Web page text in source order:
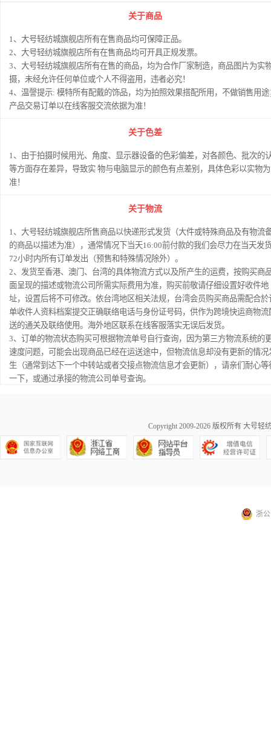
关于商品
1、大号轻纺城旗舰店所有在售商品均可保障正品。
2、大号轻纺城旗舰店所有在售商品均可开具正规发票。
3、大号轻纺城旗舰店所有在售的商品，均为合作厂家制造，商品图片为实
摄，未经允许任何单位或个人不得盗用，违者必究！
4、温謦提示: 模特所有配戴的饰品，均为拍照效果搭配所用，不做销售用途
产品交易订单以在线客服交流依据为准！
关于色差
1、由于拍摄时候用光、角度、显示器设备的色彩偏差，对各颜色、批次的
等方面存在差异，导致实 物与电脑显示的颜色有点差别，具体色彩以实物为
准！
关于物流
1、大号轻纺城旗舰店所售商品以快递形式发货（大件或特殊商品及有物流
的商品以描述为准），通常情况下当天16:00前付款的我们会尽力在当天发
72小时内所有订单发出（预售和特殊情况除外）。
2、发货至香港、澳门、台湾的具体物流方式以及所产生的运费，按购买商
面呈现的描述或物流公司所需实际费用为准，购买前敬请仔细设置好收件地
址，设置后将不可修改。依台湾地区相关法规，台湾会员购买商品需配合於
单收件人资料档案提交正确联络电话与身份证号码，供作为跨境快运商物流
送的通关及联络使用。海外地区联系在线客服落实无误后发货。
3、订单的物流状态购买可根据物流单号自行查询，因为第三方物流系统的
速度问题，可能会出现商品已经在运送途中，但物流信息却没有更新的情况
生（通常到达下一个中转站或者交接点物流信息才会更新），请亲们耐心等
一下，或通过承接的物流公司单号查询。
Copyright 2009-2026 版权所有 大号轻
浙公